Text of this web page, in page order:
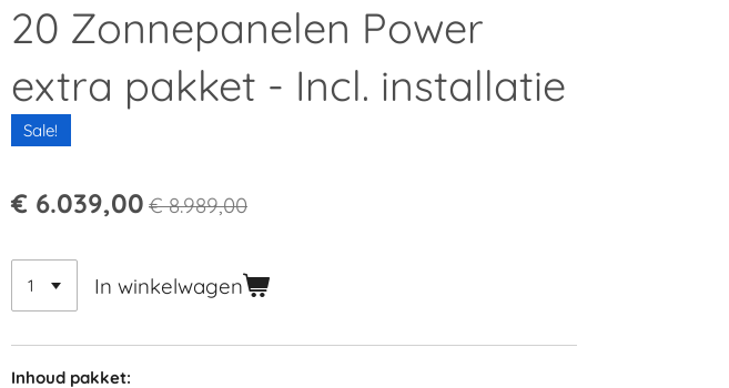
20 Zonnepanelen Power
extra pakket - Incl. installatie
Sale!
€ 6.039,00 € 8.989,00
In winkelwagen
Inhoud pakket: